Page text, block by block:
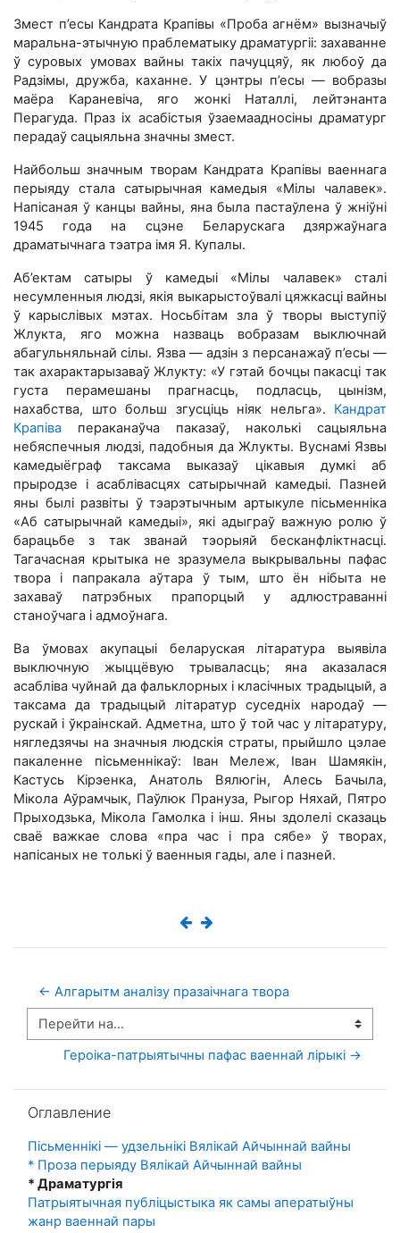
Змест п’есы Кандрата Крапівы «Проба агнём» вызначыў
маральна-этычную праблематыку драматургіі: захаванне
ў суровых умовах вайны такіх пачуццяў, як любоў да
Радзімы, дружба, каханне. У цэнтры п’есы — вобразы
маёра Караневіча, яго жонкі Наталлі, лейтэнанта
Перагуда. Праз іх асабістыя ўзаемаадносіны драматург
перадаў сацыяльна значны змест.
Найбольш значным творам Кандрата Крапівы ваеннага
перыяду стала сатырычная камедыя «Мілы чалавек».
Напісаная ў канцы вайны, яна была пастаўлена ў жніўні
1945 года на сцэне Беларускага дзяржаўнага
драматычнага тэатра імя Я. Купалы.
Аб’ектам сатыры ў камедыі «Мілы чалавек» сталі
несумленныя людзі, якія выкарыстоўвалі цяжкасці вайны
ў карыслівых мэтах. Носьбітам зла ў творы выступіў
Жлукта, яго можна назваць вобразам выключнай
абагульняльнай сілы. Язва — адзін з персанажаў п’есы —
так ахарактарызаваў Жлукту: «У гэтай бочцы пакасці так
густа перамешаны прагнасць, подласць, цынізм,
нахабства, што больш згусціць ніяк нельга». Кандрат
Крапіва пераканаўча паказаў, наколькі сацыяльна
небяспечныя людзі, падобныя да Жлукты. Вуснамі Язвы
камедыёграф таксама выказаў цікавыя думкі аб
прыродзе і асаблівасцях сатырычнай камедыі. Пазней
яны былі развіты ў тэарэтычным артыкуле пісьменніка
«Аб сатырычнай камедыі», які адыграў важную ролю ў
барацьбе з так званай тэорыяй бесканфліктнасці.
Тагачасная крытыка не зразумела выкрывальны пафас
твора і папракала аўтара ў тым, што ён нібыта не
захаваў патрэбных прапорцый у адлюстраванні
станоўчага і адмоўнага.
Ва ўмовах акупацыі беларуская літаратура выявіла
выключную жыццёвую трываласць; яна аказалася
асабліва чуйнай да фальклорных і класічных традыцый, а
таксама да традыцый літаратур суседніх народаў —
рускай і ўкраінскай. Адметна, што ў той час у літаратуру,
нягледзячы на значныя людскія страты, прыйшло цэлае
пакаленне пісьменнікаў: Iван Мележ, Iван Шамякін,
Кастусь Кірэенка, Анатоль Вялюгін, Алесь Бачыла,
Мікола Аўрамчык, Паўлюк Прануза, Рыгор Няхай, Пятро
Прыходзька, Мікола Гамолка і інш. Яны здолелі сказаць
сваё важкае слова «пра час і пра сябе» ў творах,
напісаных не толькі ў ваенныя гады, але і пазней.
← Алгарытм аналізу празаічнага твора
Перейти на...
Героіка-патрыятычны пафас ваеннай лірыкі →
Оглавление
Пісьменнікі — удзельнікі Вялікай Айчыннай вайны
* Проза перыяду Вялікай Айчыннай вайны
* Драматургія
Патрыятычная публіцыстыка як самы аператыўны
жанр ваеннай пары